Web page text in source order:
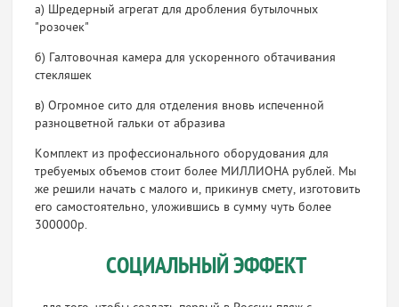
а) Шредерный агрегат для дробления бутылочных
"розочек"
б) Галтовочная камера для ускоренного обтачивания
стекляшек
в) Огромное сито для отделения вновь испеченной
разноцветной гальки от абразива
Комплект из профессионального оборудования для
требуемых объемов стоит более МИЛЛИОНА рублей. Мы
же решили начать с малого и, прикинув смету, изготовить
его самостоятельно, уложившись в сумму чуть более
300000р.
СОЦИАЛЬНЫЙ ЭФФЕКТ